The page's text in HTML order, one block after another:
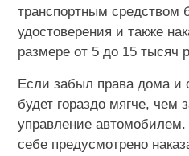
транспортным средством
удостоверения и также
размере от 5 до 15 тысяч
Если забыл права дома и
будет гораздо мягче, чем
управление
себе предусмотрено